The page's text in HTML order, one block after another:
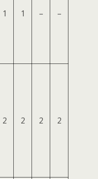
1 1 – –
2 2 2 2